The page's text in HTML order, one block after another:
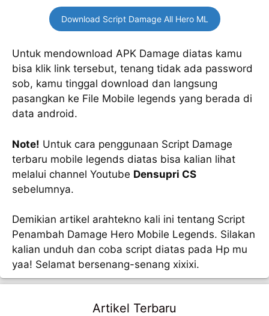
Download Script Damage All Hero ML
Untuk mendownload APK Damage diatas kamu
bisa klik link tersebut, tenang tidak ada password
sob, kamu tinggal download dan langsung
pasangkan ke File Mobile legends yang berada di
data android.
Note! Untuk cara penggunaan Script Damage
terbaru mobile legends diatas bisa kalian lihat
melalui channel Youtube Densupri CS
sebelumnya.
Demikian artikel arahtekno kali ini tentang Script
Penambah Damage Hero Mobile Legends. Silakan
kalian unduh dan coba script diatas pada Hp mu
yaa! Selamat bersenang-senang xixixi.
Artikel Terbaru